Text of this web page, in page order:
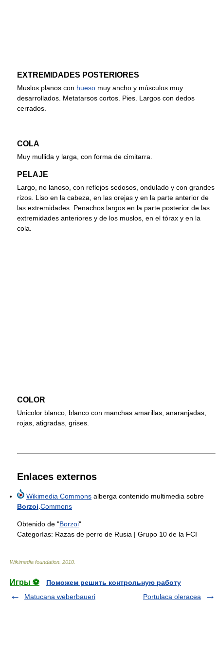
EXTREMIDADES POSTERIORES
Muslos planos con hueso muy ancho y músculos muy
desarrollados. Metatarsos cortos. Pies. Largos con dedos
cerrados.
COLA
Muy mullida y larga, con forma de cimitarra.
PELAJE
Largo, no lanoso, con reflejos sedosos, ondulado y con grandes
rizos. Liso en la cabeza, en las orejas y en la parte anterior de
las extremidades. Penachos largos en la parte posterior de las
extremidades anteriores y de los muslos, en el tórax y en la
cola.
COLOR
Unicolor blanco, blanco con manchas amarillas, anaranjadas,
rojas, atigradas, grises.
Enlaces externos
Wikimedia Commons alberga contenido multimedia sobre
Borzoi Commons
Obtenido de "Borzoi"
Categorías: Razas de perro de Rusia | Grupo 10 de la FCI
Wikimedia foundation 2010
Игры ⚽
Поможем решить контрольную работу
Matucana weberbaueri
Portulaca oleracea